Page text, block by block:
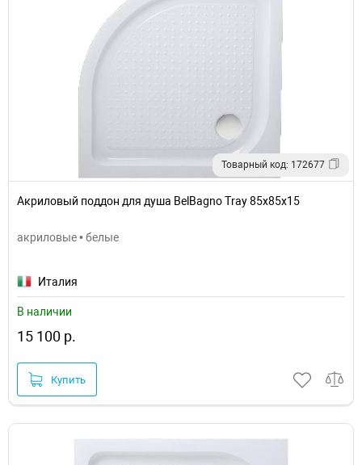
Товарный код: 172677
Акриловый поддон для душа BelBagno Tray 85x85x15
акриловые • белые
Италия
В наличии
15 100 р.
Купить